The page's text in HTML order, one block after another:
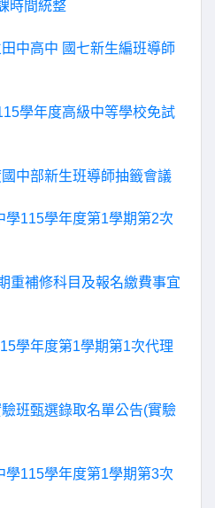
時間統整
中高中 國七新生編班導師
學年度高級中等學校免試
中部新生班導師抽籤會議
學115學年度第1學期第2次
重補修科目及報名繳費事宜
學年度第1學期第1次代理
班甄選錄取名單公告(實驗
學115學年度第1學期第3次